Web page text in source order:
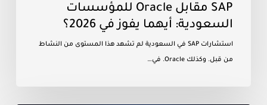
SAP مقابل Oracle للمؤسسات
السعودية: أيهما يفوز في 2026؟
استشارات SAP في السعودية لم تشهد هذا المستوى من النشاط
من قبل. وكذلك Oracle. في…